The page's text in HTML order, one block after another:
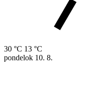
30 °C 13 °C
pondelok 10. 8.